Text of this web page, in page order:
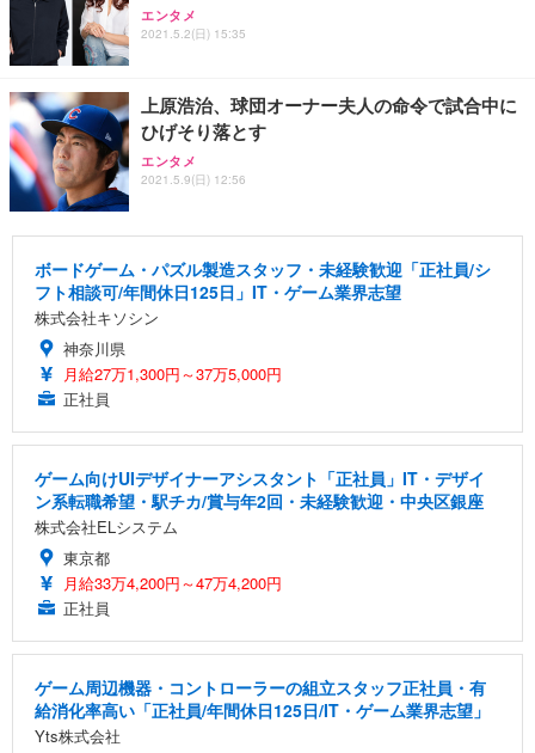
エンタメ
2021.5.2(日) 15:35
上原浩治、球団オーナー夫人の命令で試合中に
ひげそり落とす
エンタメ
2021.5.9(日) 12:56
ボードゲーム・パズル製造スタッフ・未経験歓迎「正社員/シ
フト相談可/年間休日125日」IT・ゲーム業界志望
株式会社キソシン
神奈川県
月給27万1,300円～37万5,000円
正社員
ゲーム向けUIデザイナーアシスタント「正社員」IT・デザイ
ン系転職希望・駅チカ/賞与年2回・未経験歓迎・中央区銀座
株式会社ELシステム
東京都
月給33万4,200円～47万4,200円
正社員
ゲーム周辺機器・コントローラーの組立スタッフ正社員・有
給消化率高い「正社員/年間休日125日/IT・ゲーム業界志望」
Yts株式会社